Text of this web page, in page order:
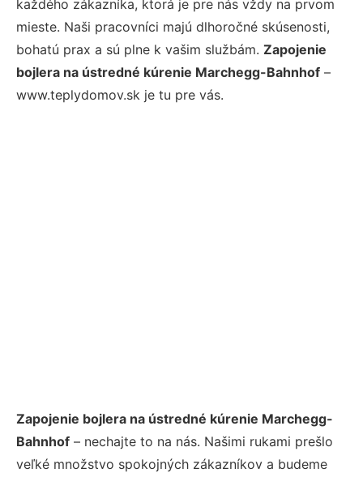
každého zákazníka, ktorá je pre nás vždy na prvom
mieste. Naši pracovníci majú dlhoročné skúsenosti,
bohatú prax a sú plne k vašim službám. Zapojenie
bojlera na ústredné kúrenie Marchegg-Bahnhof –
www.teplydomov.sk je tu pre vás.
Zapojenie bojlera na ústredné kúrenie Marchegg-
Bahnhof – nechajte to na nás. Našimi rukami prešlo
veľké množstvo spokojných zákazníkov a budeme